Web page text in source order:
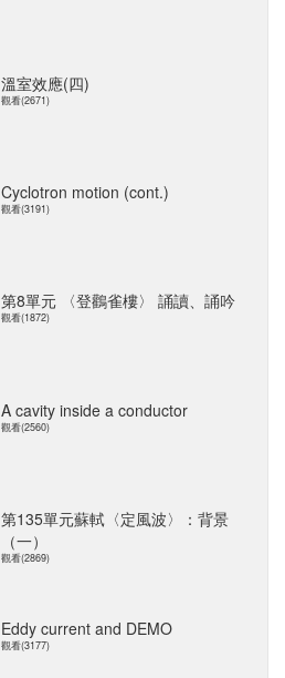
溫室效應(四)
觀看(2671)
Cyclotron motion (cont.)
觀看(3191)
第8單元 〈登鸛雀樓〉 誦讀、誦吟
觀看(1872)
A cavity inside a conductor
觀看(2560)
第135單元蘇軾〈定風波〉：背景
（一）
觀看(2869)
Eddy current and DEMO
觀看(3177)